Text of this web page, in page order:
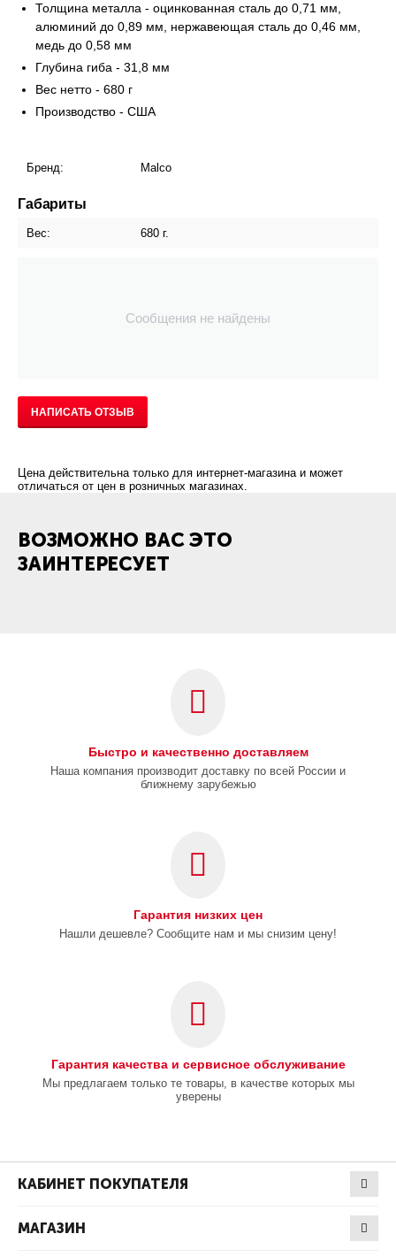
Толщина металла - оцинкованная сталь до 0,71 мм,
алюминий до 0,89 мм, нержавеющая сталь до 0,46 мм,
медь до 0,58 мм
Глубина гиба - 31,8 мм
Вес нетто - 680 г
Производство - США
Бренд: Malco
Габариты
Вес: 680 г.
Сообщения не найдены
НАПИСАТЬ ОТЗЫВ
Цена действительна только для интернет-магазина и может
отличаться от цен в розничных магазинах.
ВОЗМОЖНО ВАС ЭТО
ЗАИНТЕРЕСУЕТ
Быстро и качественно доставляем
Наша компания производит доставку по всей России и
ближнему зарубежью
Гарантия низких цен
Нашли дешевле? Сообщите нам и мы снизим цену!
Гарантия качества и сервисное обслуживание
Мы предлагаем только те товары, в качестве которых мы
уверены
КАБИНЕТ ПОКУПАТЕЛЯ
МАГАЗИН